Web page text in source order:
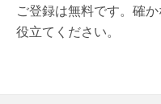
ご登録は無料です。確
役立てください。